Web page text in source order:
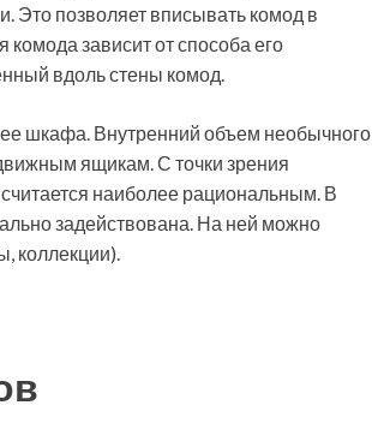
Это позволяет вписывать комод в
зависит от способа его
вдоль стены комод.
шкафа. Внутренний объем необычного
ящикам. С точки зрения
наиболее рациональным. В
задействована. На ней можно
коллекции).